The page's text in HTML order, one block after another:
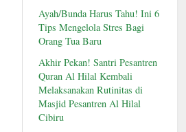
Ayah/Bunda Harus Tahu! Ini 6
Tips Mengelola Stres Bagi
Orang Tua Baru
Akhir Pekan! Santri Pesantren
Quran Al Hilal Kembali
Melaksanakan Rutinitas di
Masjid Pesantren Al Hilal
Cibiru